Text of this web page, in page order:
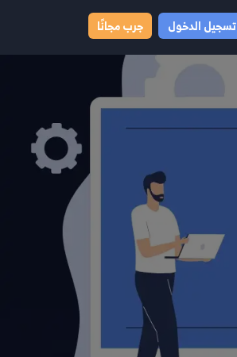
تسجيل الدخول جرب مجانًا